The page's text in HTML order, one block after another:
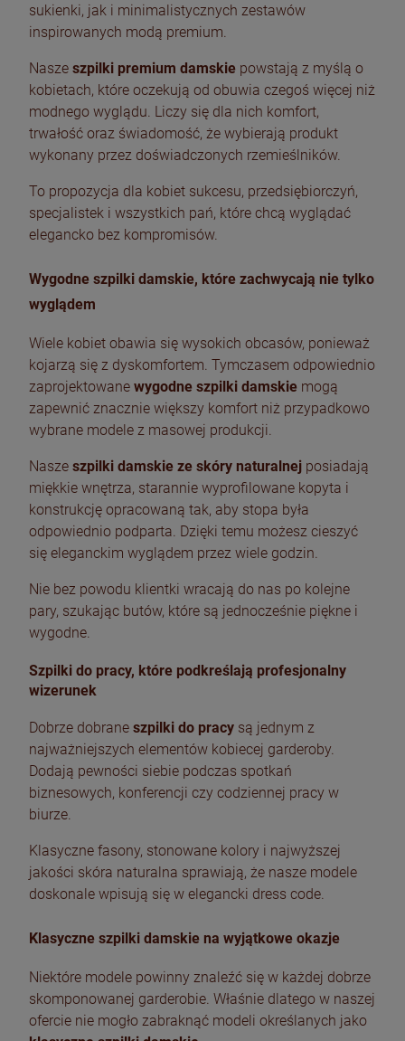
sukienki, jak i minimalistycznych zestawów
inspirowanych modą premium.
Nasze szpilki premium damskie powstają z myślą o
kobietach, które oczekują od obuwia czegoś więcej niż
modnego wyglądu. Liczy się dla nich komfort,
trwałość oraz świadomość, że wybierają produkt
wykonany przez doświadczonych rzemieślników.
To propozycja dla kobiet sukcesu, przedsiębiorczyń,
specjalistek i wszystkich pań, które chcą wyglądać
elegancko bez kompromisów.
Wygodne szpilki damskie, które zachwycają nie tylko
wyglądem
Wiele kobiet obawia się wysokich obcasów, ponieważ
kojarzą się z dyskomfortem. Tymczasem odpowiednio
zaprojektowane wygodne szpilki damskie mogą
zapewnić znacznie większy komfort niż przypadkowo
wybrane modele z masowej produkcji.
Nasze szpilki damskie ze skóry naturalnej posiadają
miękkie wnętrza, starannie wyprofilowane kopyta i
konstrukcję opracowaną tak, aby stopa była
odpowiednio podparta. Dzięki temu możesz cieszyć
się eleganckim wyglądem przez wiele godzin.
Nie bez powodu klientki wracają do nas po kolejne
pary, szukając butów, które są jednocześnie piękne i
wygodne.
Szpilki do pracy, które podkreślają profesjonalny
wizerunek
Dobrze dobrane szpilki do pracy są jednym z
najważniejszych elementów kobiecej garderoby.
Dodają pewności siebie podczas spotkań
biznesowych, konferencji czy codziennej pracy w
biurze.
Klasyczne fasony, stonowane kolory i najwyższej
jakości skóra naturalna sprawiają, że nasze modele
doskonale wpisują się w elegancki dress code.
Klasyczne szpilki damskie na wyjątkowe okazje
Niektóre modele powinny znaleźć się w każdej dobrze
skomponowanej garderobie. Właśnie dlatego w naszej
ofercie nie mogło zabraknąć modeli określanych jako